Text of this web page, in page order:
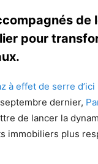
de
pour
à effet de serre
dernier,
de lancer la
plus